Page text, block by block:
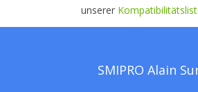
unserer
SMIPRO Alain